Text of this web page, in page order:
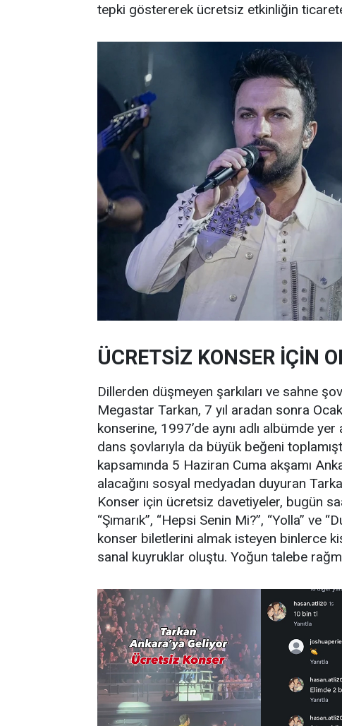
tepki göstererek ücretsiz etkinliğin
ÜCRETSİZ KONSER İÇİN
Dillerden düşmeyen şarkıları ve sahne
Megastar Tarkan, 7 yıl aradan sonra
konserine, 1997’de aynı adlı albümde yer
dans şovlarıyla da büyük beğeni
kapsamında 5 Haziran Cuma akşamı
alacağını sosyal medyadan duyuran
Konser için ücretsiz davetiyeler, bugün
“Şımarık”, “Hepsi Senin Mi?”, “Yolla” ve
konser biletlerini almak isteyen binlerce
sanal kuyruklar oluştu. Yoğun talebe